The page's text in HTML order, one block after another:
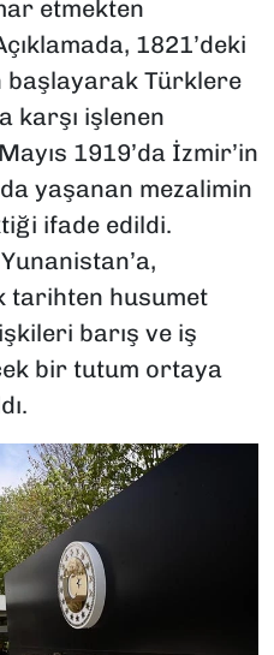
etmekten
1821’deki
başlayarak Türklere
karşı işlenen
1919’da İzmir’in
yaşanan mezalimin
ifade edildi.
tarihten husumet
barış ve iş
bir tutum ortaya